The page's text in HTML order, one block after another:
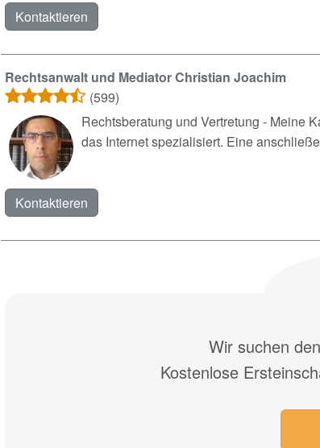
Kontaktieren
Rechtsanwalt und Mediator Christian Joachim
(599)
Rechtsberatung und Vertretung - Meine
das Internet spezialisiert. Eine
Kontaktieren
Wir suchen
Kostenlose